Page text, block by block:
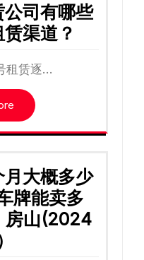
司有哪些
渠道？
租赁逐…
大概多少
牌能卖多
房山(2024